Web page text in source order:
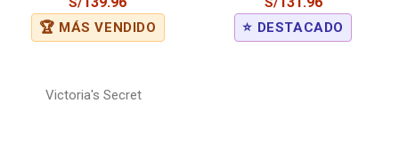
(ACW499-003)
🏆 MÁS VENDIDO
(ACW498-009)
⭐ DESTACADO
Victoria's Secret